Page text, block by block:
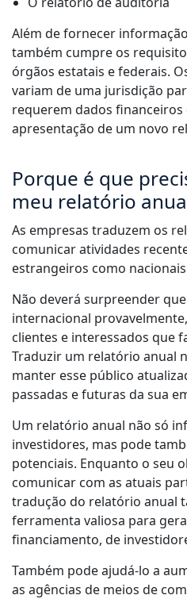
Além de fornecer
também cumpre os
órgãos estatais e federais.
variam de uma jurisdição
requerem dados financeiros
apresentação de um novo
Porque é que
meu relatório
As empresas traduzem os
comunicar atividades
estrangeiros como
Não deverá surpreender
internacional
clientes e interessados que
Traduzir um relatório anual
manter esse público
passadas e futuras da sua
Um relatório anual não só
investidores, mas pode
potenciais. Enquanto o seu
comunicar com as atuais
tradução do relatório anual
ferramenta valiosa para
financiamento, de
Também pode ajudá-lo a
as agências de meios de